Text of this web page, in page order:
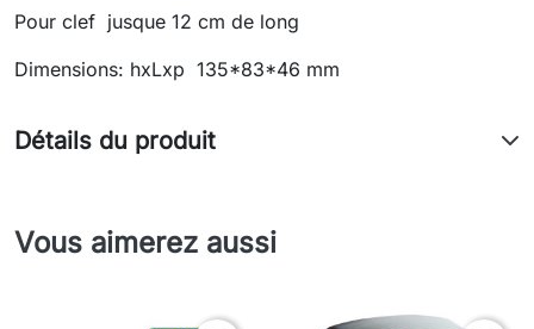
Pour clef jusque 12 cm de long
Dimensions: hxLxp 135*83*46 mm
Détails du produit
Vous aimerez aussi